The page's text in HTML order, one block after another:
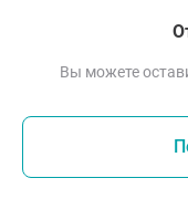
Вы можете